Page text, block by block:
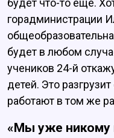
будет что-то ещё.
горадминистрации
будет в любом
учеников 24-й
детей. Это
работают в том же
«Мы уже никому